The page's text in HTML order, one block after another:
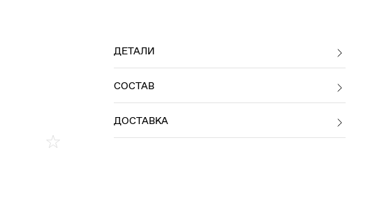
ДЕТАЛИ
СОСТАВ
ДОСТАВКА